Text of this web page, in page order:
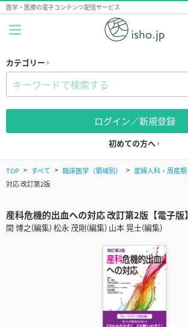
医学・医療の電子コンテンツ配信サービス
カテゴリー
ログイン／新規登録
初めての方へ
TOP すべて 臨床医学（領域別） 産婦人科・周産期
対応 改訂第2版
産科危機的出血への対応 改訂第2版【電子版】
関 博之(編集) 松永 茂剛(編集) 山本 晃士(編集)